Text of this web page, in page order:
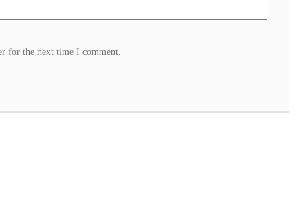
for the next time I comment.